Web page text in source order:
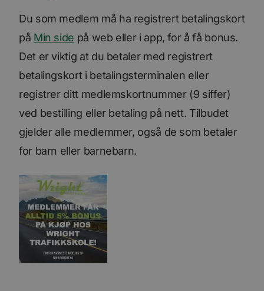
Du som medlem må ha registrert betalingskort
på Min side på web eller i app, for å få bonus.
Det er viktig at du betaler med registrert
betalingskort i betalingsterminalen eller
registrer ditt medlemskortnummer (9 siffer)
ved bestilling eller betaling på nett. Tilbudet
gjelder alle medlemmer, også de som betaler
for barn eller barnebarn.